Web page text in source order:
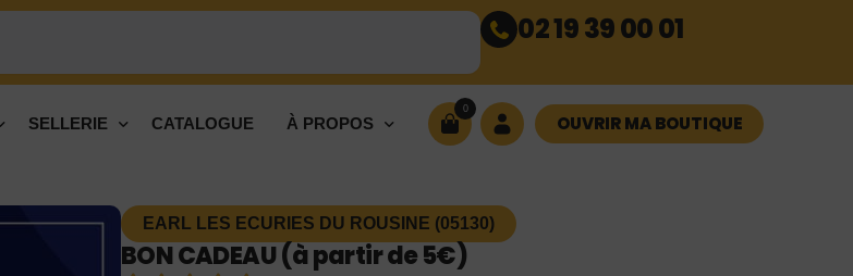
02 19 39 00 01
SELLERIE CATALOGUE À PROPOS
0
OUVRIR MA BOUTIQUE
EARL LES ECURIES DU ROUSINE (05130)
BON CADEAU (à partir de 5€)